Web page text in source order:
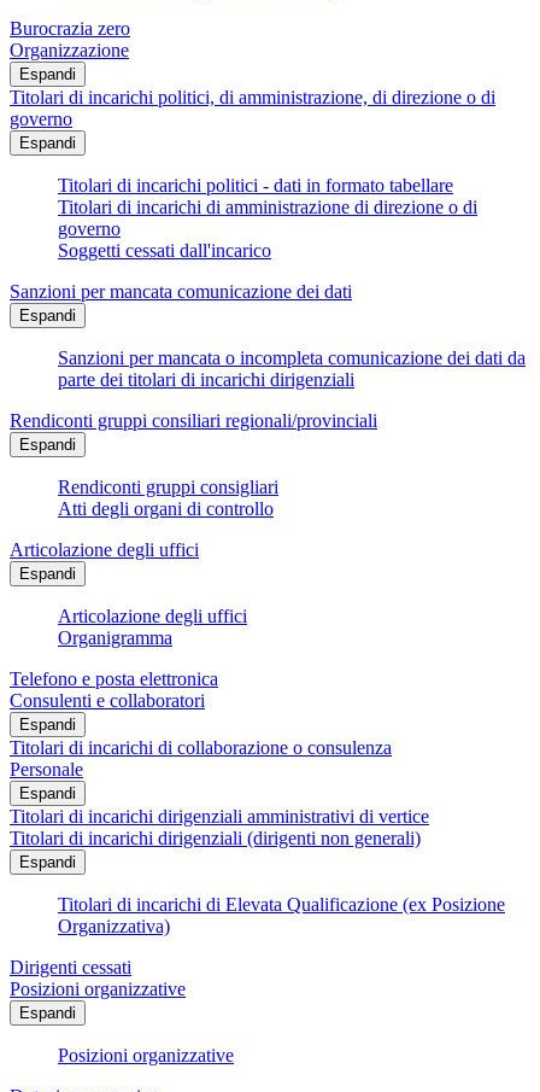
Burocrazia zero
Organizzazione
Espandi
Titolari di incarichi politici, di amministrazione, di direzione o di
governo
Espandi
Titolari di incarichi politici - dati in formato tabellare
Titolari di incarichi di amministrazione di direzione o di
governo
Soggetti cessati dall'incarico
Sanzioni per mancata comunicazione dei dati
Espandi
Sanzioni per mancata o incompleta comunicazione dei dati da
parte dei titolari di incarichi dirigenziali
Rendiconti gruppi consiliari regionali/provinciali
Espandi
Rendiconti gruppi consigliari
Atti degli organi di controllo
Articolazione degli uffici
Espandi
Articolazione degli uffici
Organigramma
Telefono e posta elettronica
Consulenti e collaboratori
Espandi
Titolari di incarichi di collaborazione o consulenza
Personale
Espandi
Titolari di incarichi dirigenziali amministrativi di vertice
Titolari di incarichi dirigenziali (dirigenti non generali)
Espandi
Titolari di incarichi di Elevata Qualificazione (ex Posizione
Organizzativa)
Dirigenti cessati
Posizioni organizzative
Espandi
Posizioni organizzative